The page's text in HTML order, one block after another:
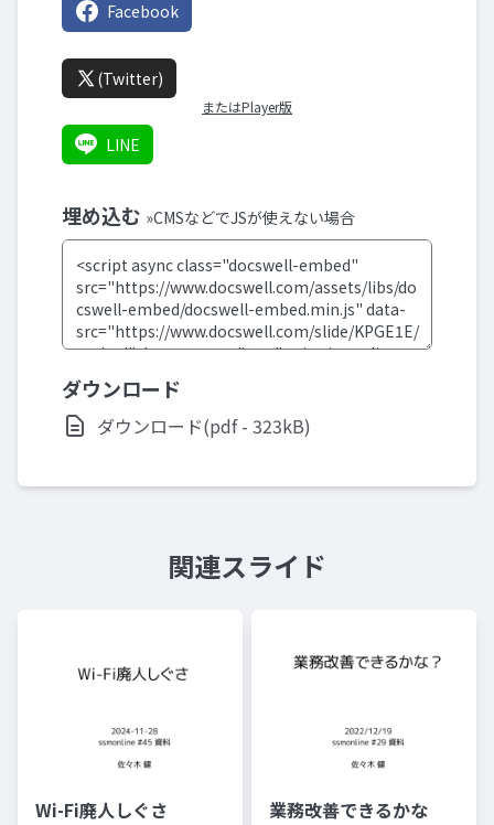
Facebook
(Twitter)
またはPlayer版
LINE
埋め込む »CMSなどでJSが使えない場合
ダウンロード
ダウンロード(pdf - 323kB)
関連スライド
Wi-Fi廃人しぐさ 業務改善できるかな